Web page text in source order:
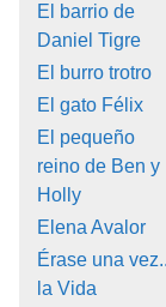
El barrio de
Daniel Tigre
El burro trotro
El gato Félix
El pequeño
reino de Ben y
Holly
Elena Avalor
Érase una
la Vida